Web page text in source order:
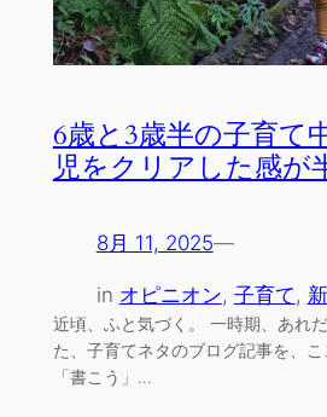
6歳と3歳半の子育て
児をクリアした感が
8月 11, 2025—
in オピニオン, 子育て ,
近頃、ふと気づく。 一時期、あれ
た、子育てネタのブログ記事を、
「書こう」…